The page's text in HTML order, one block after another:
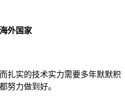
外国家
扎实的技术实力需要多年默默积
努力做到好。